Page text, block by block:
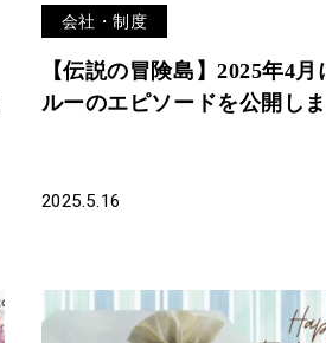
会社・制度
【伝説の冒険島】2025年4
ルーのエピソードを公開し
2025.5.16